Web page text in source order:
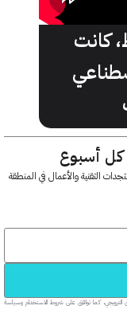
والأعمال في المنطقة
الترويجي، كما توافق على شروط الاستخدام وسياسة